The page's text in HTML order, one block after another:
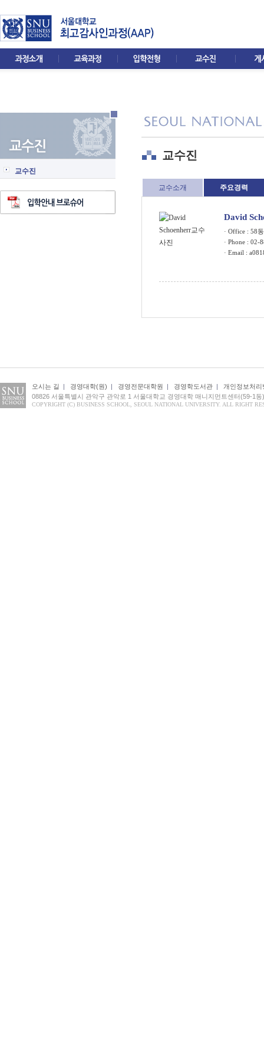
교수진
교수진
교수소개 주요경력
David
· Office : 58
· Phone : 02-
· Email :
오시는 길 | 경영대학(원) | 경영전문대학원 | 경영학도서관 | 개인정보처리
08826 서울특별시 관악구 관악로 1 서울대학교 경영대학 매니지먼트센터(59-1
COPYRIGHT (C) BUSINESS SCHOOL, SEOUL NATIONAL UNIVERSITY. ALL RIGHT